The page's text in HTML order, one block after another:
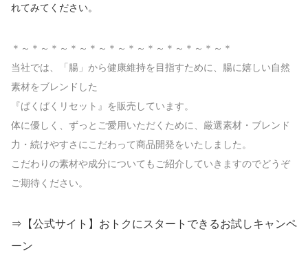
れてみてください。
＊～＊～＊～＊～＊～＊～＊～＊～＊～＊～＊～＊
当社では、「腸」から健康維持を目指すために、腸に嬉しい自然
素材をブレンドした
『ぱくぱくリセット』を販売しています。
体に優しく、ずっとご愛用いただくために、厳選素材・ブレンド
力・続けやすさにこだわって商品開発をいたしました。
こだわりの素材や成分についてもご紹介していきますのでどうぞ
ご期待ください。
⇒【公式サイト】おトクにスタートできるお試しキャンペ
ーン